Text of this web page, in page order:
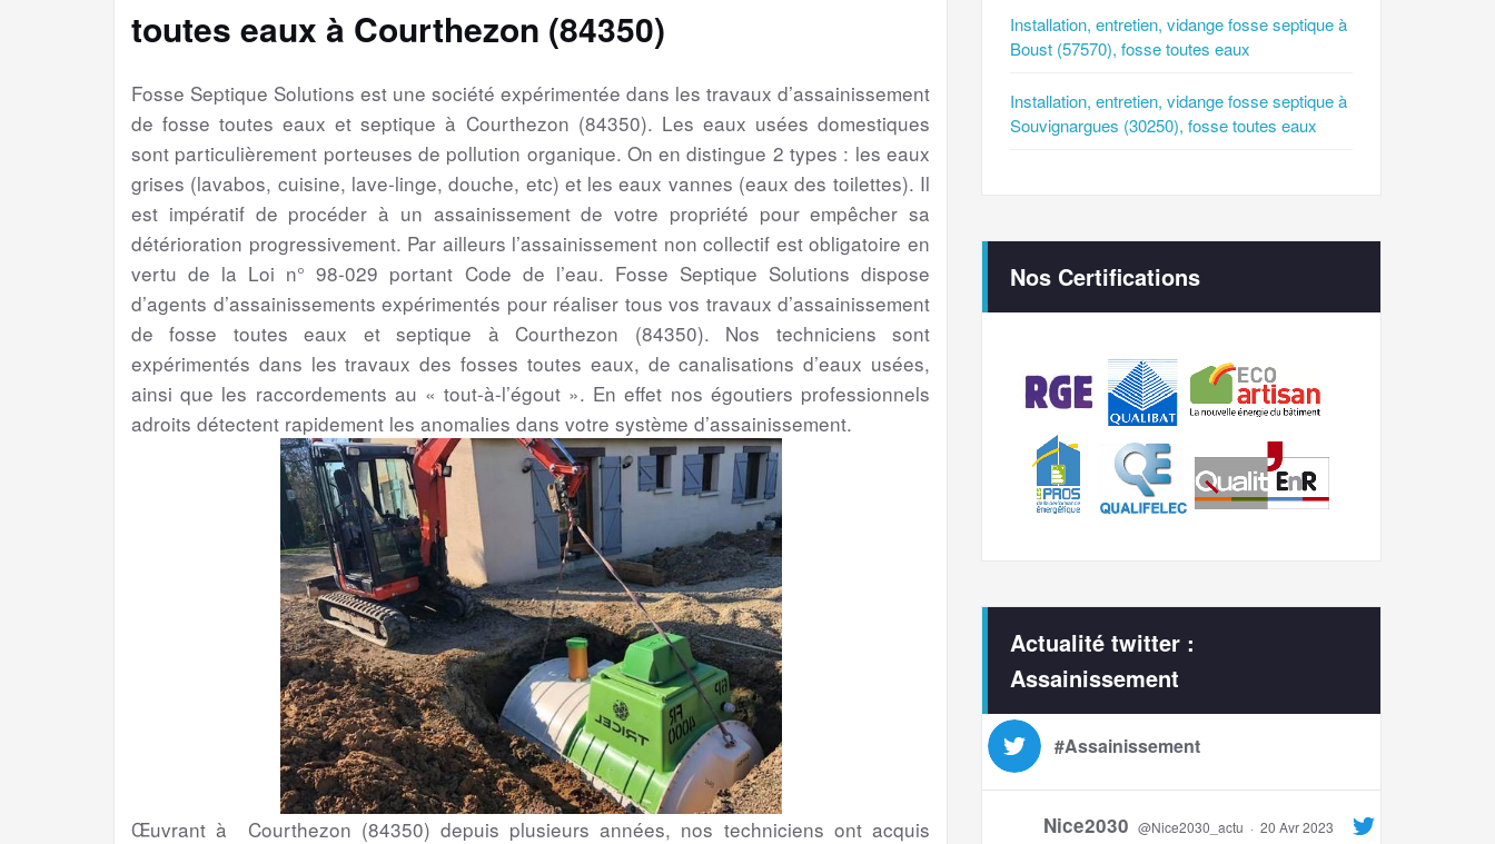
toutes eaux à Courthezon (84350)
Fosse Septique Solutions est une société expérimentée dans les travaux d’assainissement
de fosse toutes eaux et septique à Courthezon (84350). Les eaux usées domestiques
sont particulièrement porteuses de pollution organique. On en distingue 2 types : les eaux
grises (lavabos, cuisine, lave-linge, douche, etc) et les eaux vannes (eaux des toilettes). Il
est impératif de procéder à un assainissement de votre propriété pour empêcher sa
détérioration progressivement. Par ailleurs l’assainissement non collectif est obligatoire en
vertu de la Loi n° 98-029 portant Code de l’eau. Fosse Septique Solutions dispose
d’agents d’assainissements expérimentés pour réaliser tous vos travaux d’assainissement
de fosse toutes eaux et septique à Courthezon (84350). Nos techniciens sont
expérimentés dans les travaux des fosses toutes eaux, de canalisations d’eaux usées,
ainsi que les raccordements au « tout-à-l’égout ». En effet nos égoutiers professionnels
adroits détectent rapidement les anomalies dans votre système d’assainissement.
Œuvrant à Courthezon (84350) depuis plusieurs années, nos techniciens ont acquis
Installation, entretien, vidange fosse septique à
Boust (57570), fosse toutes eaux
Installation, entretien, vidange fosse septique à
Souvignargues (30250), fosse toutes eaux
Nos Certifications
Actualité twitter :
Assainissement
#Assainissement
Nice2030 @Nice2030_actu · 20 Avr 2023